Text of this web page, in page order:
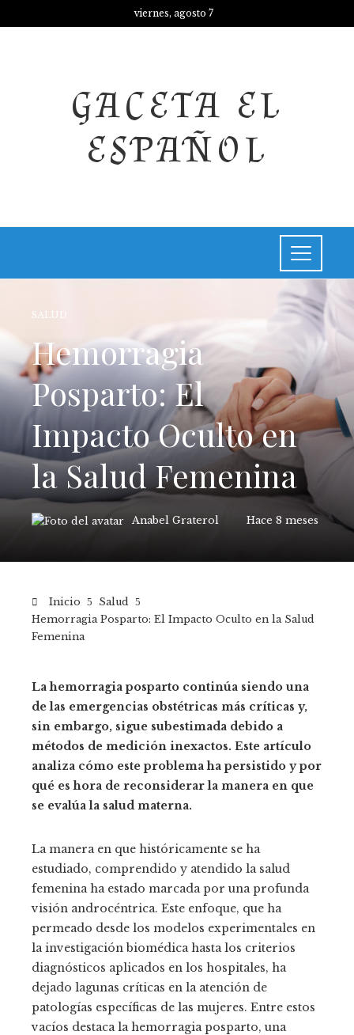
viernes, agosto 7
GACETA EL
ESPAÑOL
SALUD
Hemorragia
Posparto: El
Impacto Oculto en
la Salud Femenina
Anabel Graterol Hace 8 meses
Inicio
Salud
Hemorragia Posparto: El Impacto Oculto en la Salud
Femenina
La hemorragia posparto continúa siendo una
de las emergencias obstétricas más críticas y,
sin embargo, sigue subestimada debido a
métodos de medición inexactos. Este artículo
analiza cómo este problema ha persistido y por
qué es hora de reconsiderar la manera en que
se evalúa la salud materna.
La manera en que históricamente se ha
estudiado, comprendido y atendido la salud
femenina ha estado marcada por una profunda
visión androcéntrica. Este enfoque, que ha
permeado desde los modelos experimentales en
la investigación biomédica hasta los criterios
diagnósticos aplicados en los hospitales, ha
dejado lagunas críticas en la atención de
patologías específicas de las mujeres. Entre estos
vacíos destaca la hemorragia posparto, una